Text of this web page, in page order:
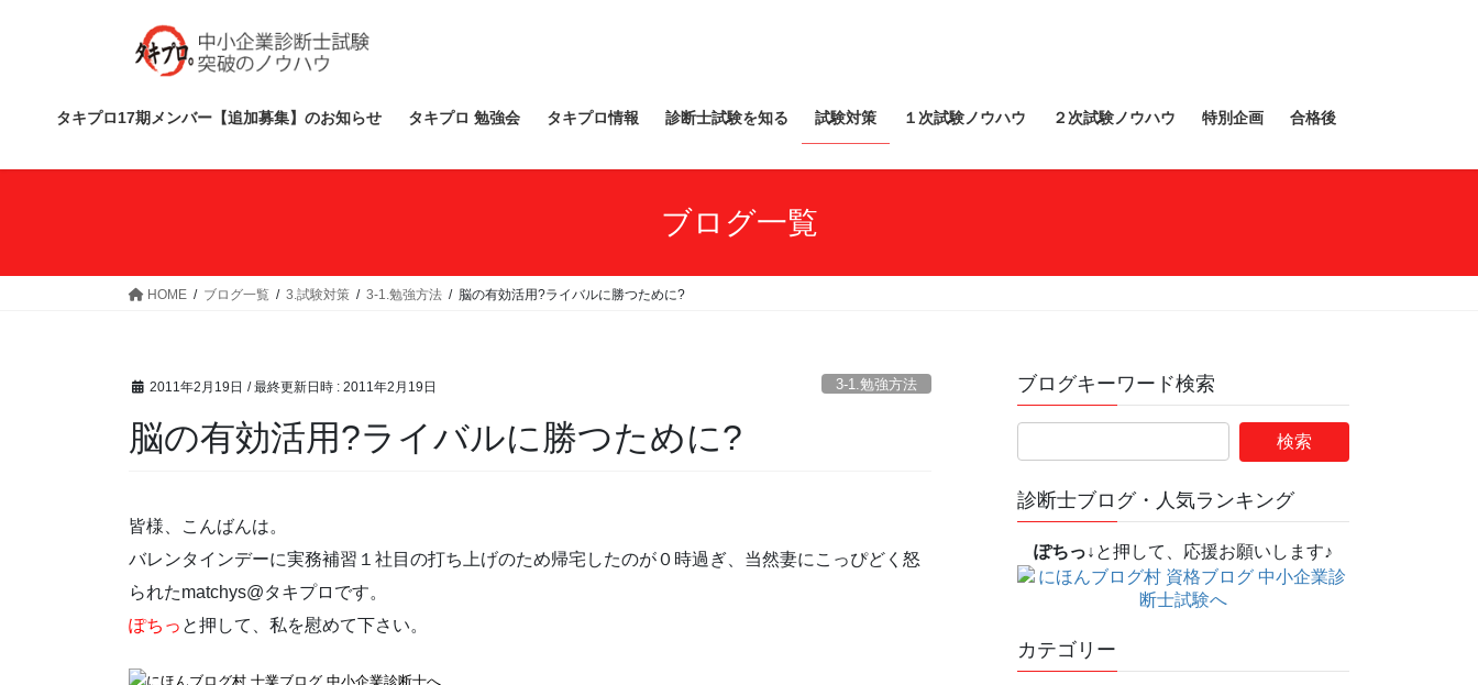
ス
ン
タキプロ17期メンバー【追加募集】のお知らせ タキプロ 勉強会 タキプロ情報 診断士試験を知る 試験対策 １次試験ノウハウ ２次試験ノウハウ 特別企画 合格後
ブログ一覧
HOME ブログ一覧 3.試験対策 3-1.勉強方法 脳の有効活用?ライバルに勝つために?
2011年2月19日 / 最終更新日時 : 2011年2月19日 3-1.勉強方法
脳の有効活用?ライバルに勝つために?
皆様、こんばんは。
バレンタインデーに実務補習１社目の打ち上げのため帰宅したのが０時過ぎ、当然妻にこっぴどく怒
られたmatchys@タキプロです。
ぽちっ と押して、私を慰めて下さい。
ブログキーワード検索
診断士ブログ・人気ランキング
ぽちっ↓ と押して、応援お願いします♪
カテゴリー